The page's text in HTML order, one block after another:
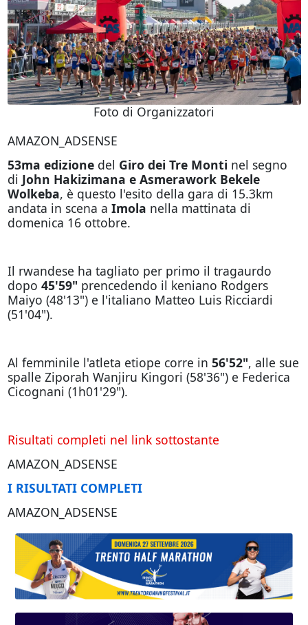
Foto di Organizzatori
AMAZON_ADSENSE
53ma edizionedel Giro dei Tre Monti nel segno
di John Hakizimana e Asmerawork Bekele
Wolkeba, è questo l'esito della gara di 15.3km
andata in scena a Imola nella mattinata di
domenica 16 ottobre.
Il rwandese ha tagliato per primo il tragaurdo
dopo 45'59" prencedendo il keniano Rodgers
Maiyo (48'13") e l'italiano Matteo Luis Ricciardi
(51'04").
Al femminile l'atleta etiope corre in 56'52", alle sue
spalle Ziporah Wanjiru Kingori (58'36") e Federica
Cicognani (1h01'29").
Risultati completi nel link sottostante
AMAZON_ADSENSE
I RISULTATI COMPLETI
AMAZON_ADSENSE